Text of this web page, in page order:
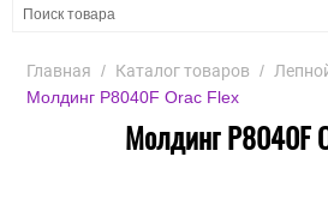
Главная / Каталог товаров /
Молдинг P8040F Orac Flex
Молдинг P8040F